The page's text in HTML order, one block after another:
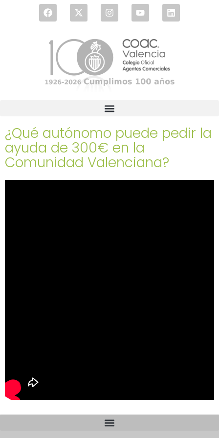
¿Qué autónomo puede pedir la
ayuda de 300€ en la
Comunidad Valenciana?